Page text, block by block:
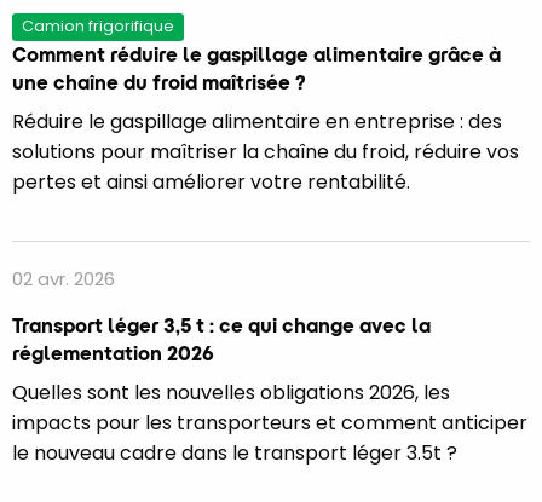
Camion frigorifique
Comment réduire le gaspillage alimentaire grâce à
une chaîne du froid maîtrisée ?
Réduire le gaspillage alimentaire en entreprise : des
solutions pour maîtriser la chaîne du froid, réduire vos
pertes et ainsi améliorer votre rentabilité.
02 avr. 2026
Transport léger 3,5 t : ce qui change avec la
réglementation 2026
Quelles sont les nouvelles obligations 2026, les
impacts pour les transporteurs et comment anticiper
le nouveau cadre dans le transport léger 3.5t ?